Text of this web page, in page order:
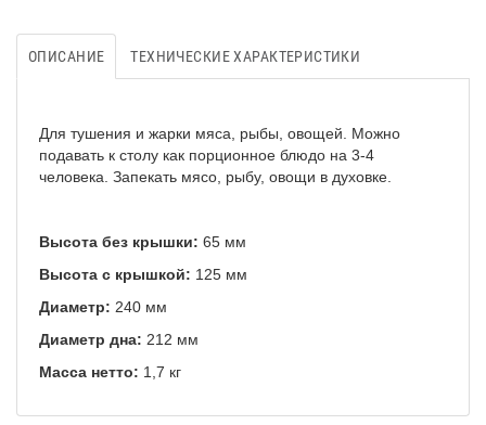
ОПИСАНИЕ ТЕХНИЧЕСКИЕ ХАРАКТЕРИСТИКИ
Для тушения и жарки мяса, рыбы, овощей. Можно
подавать к столу как порционное блюдо на 3-4
человека. Запекать мясо, рыбу, овощи в духовке.
Высота без крышки: 65 мм
Высота с крышкой: 125 мм
Диаметр: 240 мм
Диаметр дна: 212 мм
Масса нетто: 1,7 кг